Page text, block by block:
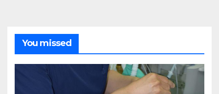
You missed